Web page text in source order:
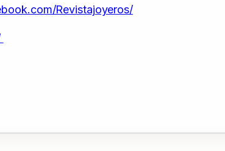
Revistajoyeros/